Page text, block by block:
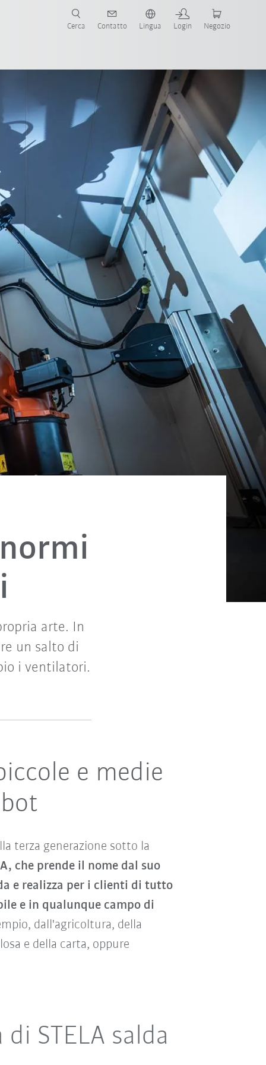
Cerca Contatto Lingua Login Negozio
arte. In
un salto di
i ventilatori.
e medie
terza generazione sotto la
che prende il nome dal suo
e realizza per i clienti di tutto
e in qualunque campo di
dall'agricoltura, della
e della carta, oppure
STELA salda